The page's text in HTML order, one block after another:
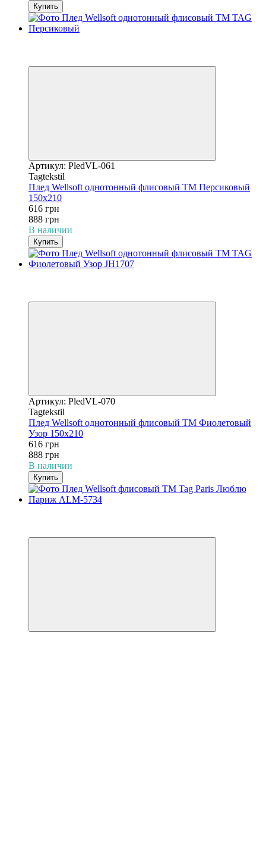
Купить
Артикул: PledVL-061
Tagtekstil
Плед Wellsoft однотонный флисовый ТМ Персиковый
150х210
616 грн
888 грн
В наличии
Купить
Артикул: PledVL-070
Tagtekstil
Плед Wellsoft однотонный флисовый ТМ Фиолетовый
Узор 150х210
616 грн
888 грн
В наличии
Купить